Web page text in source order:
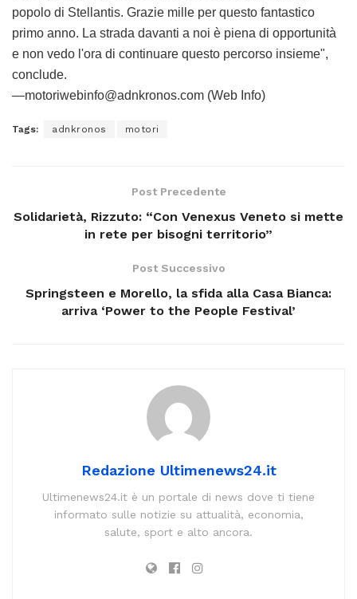
popolo di Stellantis. Grazie mille per questo fantastico
primo anno. La strada davanti a noi è piena di opportunità
e non vedo l'ora di continuare questo percorso insieme",
conclude.
—motoriwebinfo@adnkronos.com (Web Info)
Tags: adnkronos motori
Post Precedente
Solidarietà, Rizzuto: “Con Venexus Veneto si mette
in rete per bisogni territorio”
Post Successivo
Springsteen e Morello, la sfida alla Casa Bianca:
arriva ‘Power to the People Festival’
Redazione Ultimenews24.it
Ultimenews24.it è un portale di news dove ti tiene
informato sulle notizie su attualità, economia,
salute, sport e alto ancora.